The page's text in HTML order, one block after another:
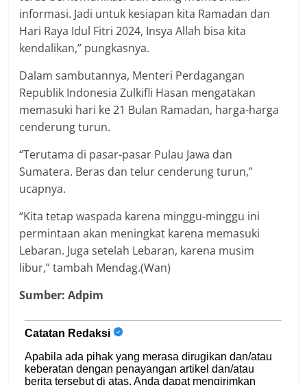
informasi. Jadi untuk kesiapan kita Ramadan dan
Hari Raya Idul Fitri 2024, Insya Allah bisa kita
kendalikan,” pungkasnya.
Dalam sambutannya, Menteri Perdagangan
Republik Indonesia Zulkifli Hasan mengatakan
memasuki hari ke 21 Bulan Ramadan, harga-harga
cenderung turun.
“Terutama di pasar-pasar Pulau Jawa dan
Sumatera. Beras dan telur cenderung turun,”
ucapnya.
“Kita tetap waspada karena minggu-minggu ini
permintaan akan meningkat karena memasuki
Lebaran. Juga setelah Lebaran, karena musim
libur,” tambah Mendag.(Wan)
Sumber: Adpim